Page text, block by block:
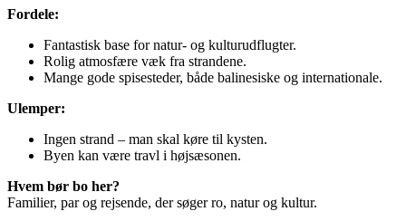
Fordele:
Fantastisk base for natur- og kulturudflugter.
Rolig atmosfære væk fra strandene.
Mange gode spisesteder, både balinesiske og internationale.
Ulemper:
Ingen strand – man skal køre til kysten.
Byen kan være travl i højsæsonen.
Hvem bør bo her?
Familier, par og rejsende, der søger ro, natur og kultur.